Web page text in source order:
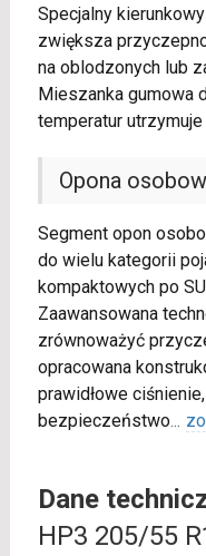
Specjalny
zwiększa
na oblodzonych lub
Mieszanka gumowa
temperatur
Opona
Segment opon
do wielu kategorii
kompaktowych po
Zaawansowana
zrównoważyć
opracowana
prawidłowe
bezpieczeństwo...
Dane
HP3 205/55